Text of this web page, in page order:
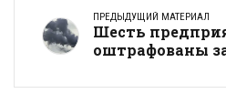
ПРЕДЫДУЩИЙ МАТЕРИАЛ
Шесть
оштрафованы